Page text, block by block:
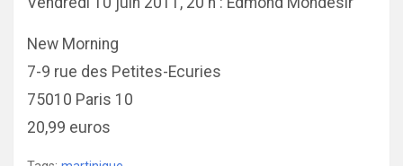
New Morning
7-9 rue des Petites-Ecuries
75010 Paris 10
20,99 euros